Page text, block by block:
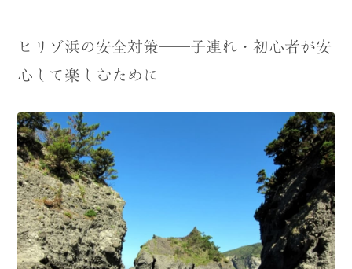
ヒリゾ浜の安全対策──子連れ・初心者が安
心して楽しむために